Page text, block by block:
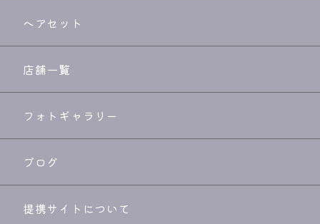
ヘアセット
店舗一覧
フォトギャラリー
ブログ
提携サイトについて